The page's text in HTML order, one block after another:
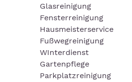
Glasreinigung
Fensterreinigung
Hausmeisterservice
Fußwegreinigung
WInterdienst
Gartenpflege
Parkplatzreinigung